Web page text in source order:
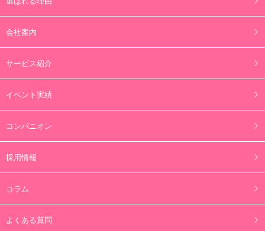
会社案内
サービス紹介
イベント実績
コンパニオン
採用情報
コラム
よくある質問